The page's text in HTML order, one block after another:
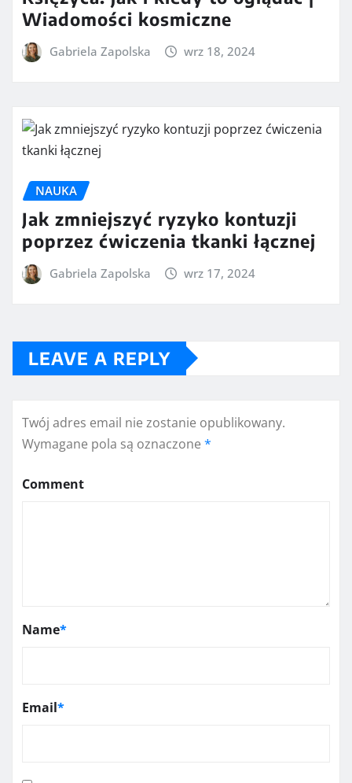
Wiadomości kosmiczne
Gabriela Zapolska wrz 18, 2024
NAUKA
Jak zmniejszyć ryzyko kontuzji
poprzez ćwiczenia tkanki łącznej
Gabriela Zapolska wrz 17, 2024
LEAVE A REPLY
Twój adres email nie zostanie opublikowany.
Wymagane pola są oznaczone *
Comment
Name*
Email*